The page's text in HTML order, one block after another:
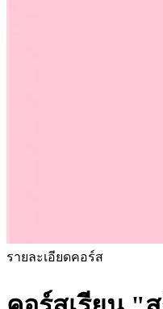
รายละเอียดคอร์ส